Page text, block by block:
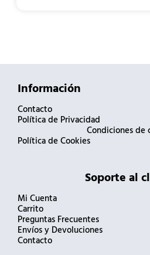
Información
Contacto
Política de Privacidad
Condiciones de
Política de Cookies
Soporte al
Mi Cuenta
Carrito
Preguntas Frecuentes
Envíos y Devoluciones
Contacto